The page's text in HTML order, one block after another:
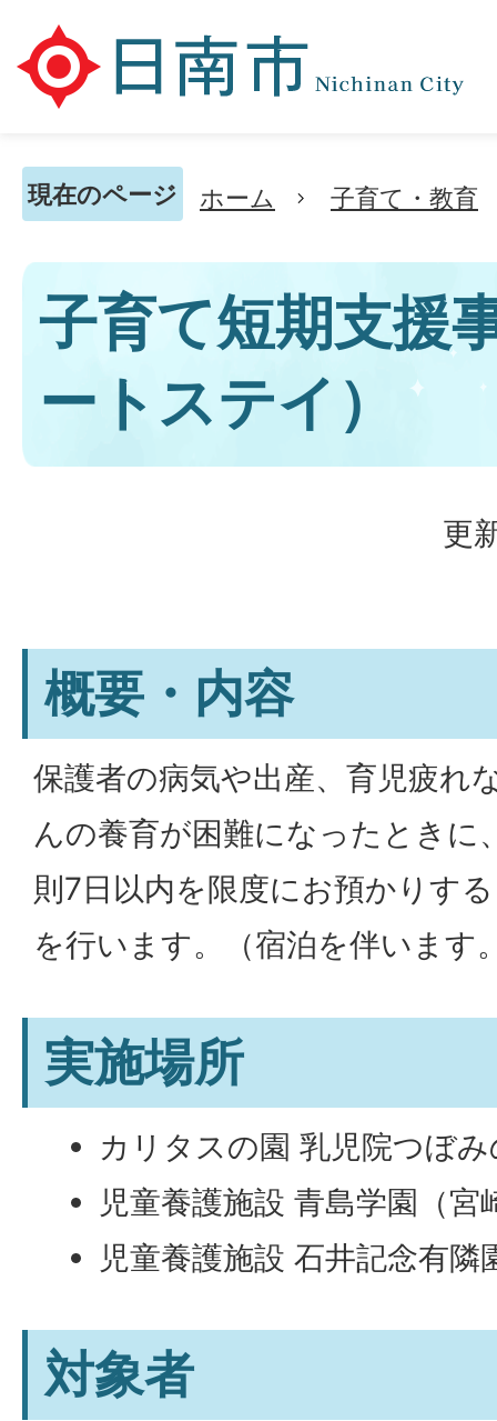
現在のページ ホーム 子育て・教育
子育て短期支援
ートステイ）
更
概要・内容
保護者の病気や出産、育児疲れ
んの養育が困難になったときに
則7日以内を限度にお預かりす
を行います。（宿泊を伴います
実施場所
カリタスの園 乳児院つぼ
児童養護施設 青島学園（宮
児童養護施設 石井記念有隣
対象者